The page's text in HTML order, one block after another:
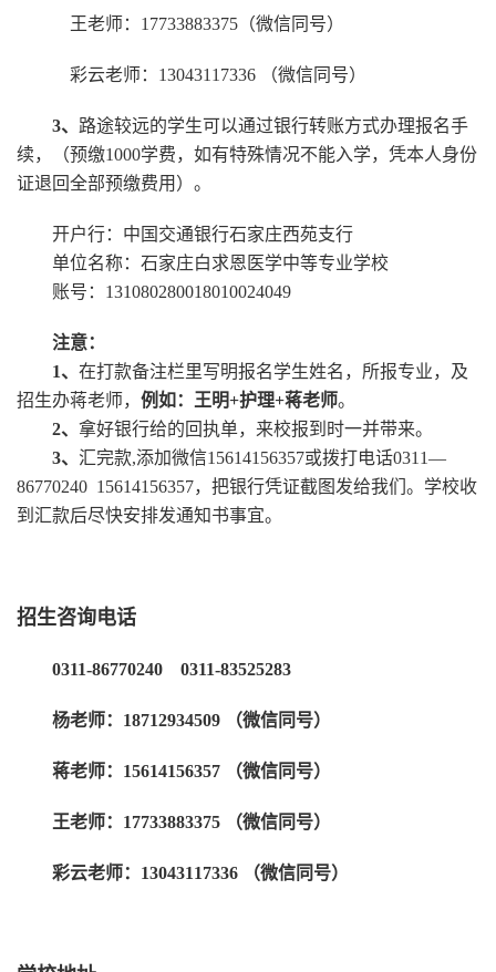
蒋老师：15614156357（微信同号）
王老师：17733883375（微信同号）
彩云老师：13043117336 （微信同号）
3、路途较远的学生可以通过银行转账方式办理报名手
续，（预缴1000学费，如有特殊情况不能入学，凭本人身份
证退回全部预缴费用）。
开户行：中国交通银行石家庄西苑支行
单位名称：石家庄白求恩医学中等专业学校
账号：131080280018010024049
注意：
1、在打款备注栏里写明报名学生姓名，所报专业，及
招生办蒋老师， 例如：王明+护理+蒋老师。
2、 拿好银行给的回执单，来校报到时一并带来。
3、汇完款,添加微信15614156357或拨打电话0311—
86770240 15614156357，把银行凭证截图发给我们。学校收
0311-86770240 0311-83525283
杨老师：18712934509 （微信同号）
蒋老师：15614156357 （微信同号）
王老师：17733883375 （微信同号）